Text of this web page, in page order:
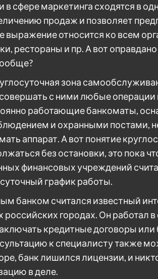
в сфере маркетинга сходятся в
продаж и позволяет
выражение относится ко всем
рестораны и пр. А вот
зона
с ними любые операции
работающие банкоматы,
и охранными постами,
аппарат. А вот понятие
без остановки, это пока
финансовых учреждений
график работы.
банком считался известный
российских городах. Он
кредитные договоры или
к специалисту также
банк лишился лицензии, и
в деле.